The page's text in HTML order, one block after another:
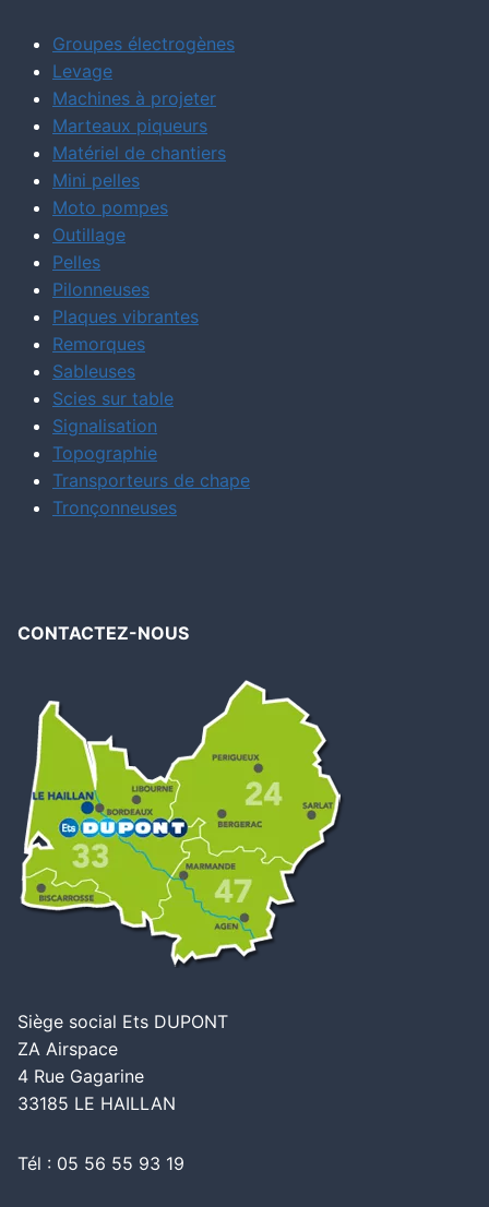
Groupes électrogènes
Levage
Machines à projeter
Marteaux piqueurs
Matériel de chantiers
Mini pelles
Moto pompes
Outillage
Pelles
Pilonneuses
Plaques vibrantes
Remorques
Sableuses
Scies sur table
Signalisation
Topographie
Transporteurs de chape
Tronçonneuses
CONTACTEZ-NOUS
Siège social Ets DUPONT
ZA Airspace
4 Rue Gagarine
33185 LE HAILLAN
Tél : 05 56 55 93 19